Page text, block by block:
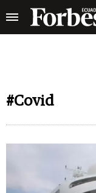
#Covid